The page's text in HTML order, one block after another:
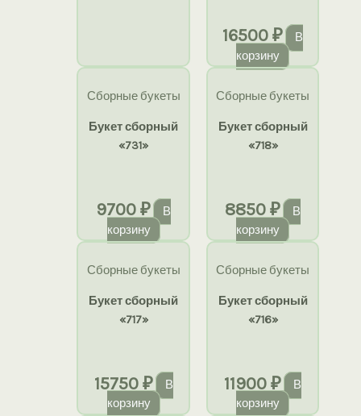
16500₽
В
корзину
Сборные букеты
Букет сборный
«731»
9700₽
В
корзину
Сборные букеты
Букет сборный
«718»
8850₽
В
корзину
Сборные букеты
Букет сборный
«717»
15750₽
В
корзину
Сборные букеты
Букет сборный
«716»
11900₽
В
корзину